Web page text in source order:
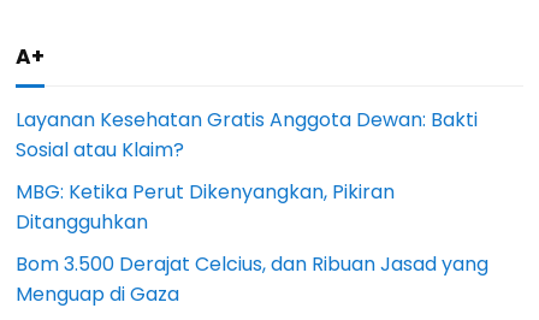
A+
Layanan Kesehatan Gratis Anggota Dewan: Bakti
Sosial atau Klaim?
MBG: Ketika Perut Dikenyangkan, Pikiran
Ditangguhkan
Bom 3.500 Derajat Celcius, dan Ribuan Jasad yang
Menguap di Gaza